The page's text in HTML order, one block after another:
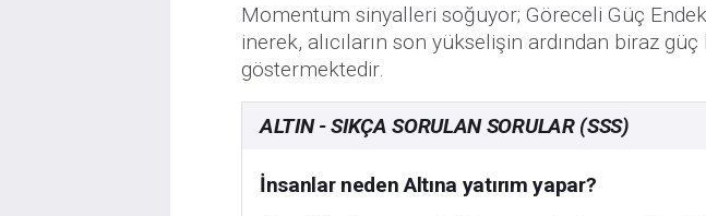
Momentum sinyalleri soğuyor; Göreceli Güç
inerek, alıcıların son yükselişin ardından biraz
göstermektedir.
ALTIN - SIKÇA SORULAN SORULAR (SSS)
İnsanlar neden Altına yatırım yapar?